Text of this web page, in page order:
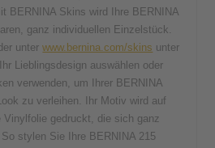
BERNINA Skins wird Ihre BERNINA
ganz individuellen Einzelstück.
unterwww.bernina.com/skins unter
Lieblingsdesign auswählen oder
verwenden, um Ihrer BERNINA
zu verleihen. Ihr Motiv wird auf
Vinylfolie gedruckt, die sich ganz
stylen Sie Ihre BERNINA 215